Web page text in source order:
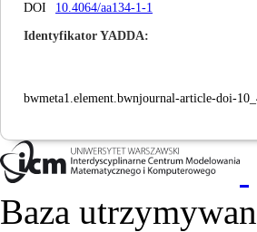
DOI 10.4064/aa134-1-1
Identyfikator YADDA
bwmeta1.element.bwnjournal-article-doi-
Baza